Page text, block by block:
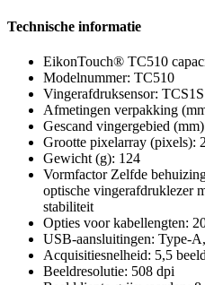
Technische informatie
EikonTouch® TC510
Modelnummer: TC510
Vingerafdruksensor:
Afmetingen verpakking
Gescand vingergebied
Grootte pixelarray (pixels):
Gewicht (g): 124
Vormfactor Zelfde
optische vingerafdruklezer
stabiliteit
Opties voor kabellengten:
USB-aansluitingen: Type-
Acquisitiesnelheid: 5,5
Beeldresolutie: 508 dpi